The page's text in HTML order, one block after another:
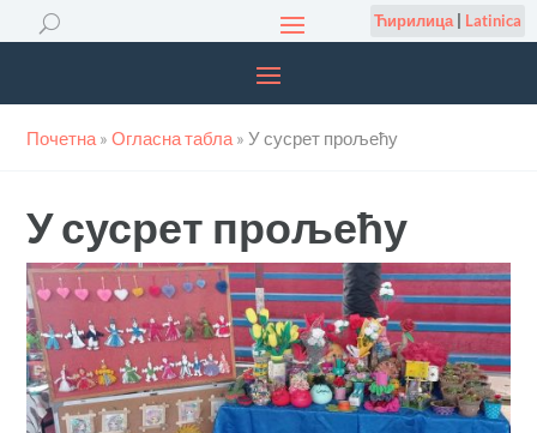
Ћирилица| Latinica
Почетна »Огласна табла »У сусрет прољећу
У сусрет прољећу